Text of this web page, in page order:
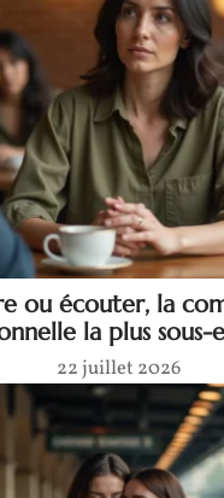
ou écouter, la
la plus sous-
22 juillet 2026